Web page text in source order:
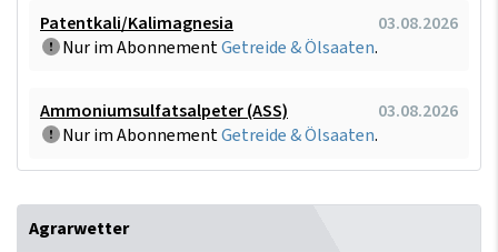
Patentkali/Kalimagnesia
03.08.2026
Nur im AbonnementGetreide & Ölsaaten.
Ammoniumsulfatsalpeter (ASS)
03.08.2026
Nur im AbonnementGetreide & Ölsaaten.
Agrarwetter